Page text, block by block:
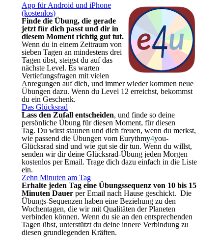
App für Android und iPhone
(kostenlos)
Finde die Übung, die gerade
jetzt für dich passt und dir in
diesem Moment richtig gut tut.
Wenn du in einem Zeitraum von
sieben Tagen an mindestens drei
Tagen übst, steigst du auf das
nächste Level. Es warten
Vertiefungsfragen mit vielen
Anregungen auf dich, und immer wieder kommen neue
Übungen dazu. Wenn du Level 12 erreichst, bekommst
du ein Geschenk.
Das Glücksrad
Lass den Zufall entscheiden, und finde so deine
persönliche Übung für diesen Moment, für diesen
Tag. Du wirst staunen und dich freuen, wenn du merkst,
wie passend die Übungen vom Eurythmy4you-
Glücksrad sind und wie gut sie dir tun. Wenn du willst,
senden wir dir deine Glücksrad-Übung jeden Morgen
kostenlos per Email. Trage dich dazu einfach in die Liste
ein.
Zehn Minuten am Tag
Erhalte jeden Tag eine Übungssequenz von 10 bis 15
Minuten Dauer per Email nach Hause geschickt. Die
Übungs-Sequenzen haben eine Beziehung zu den
Wochentagen, die wir mit Qualitäten der Planeten
verbinden können. Wenn du sie an den entsprechenden
Tagen übst, unterstützt du deine innere Verbindung zu
diesen grundlegenden Kräften.